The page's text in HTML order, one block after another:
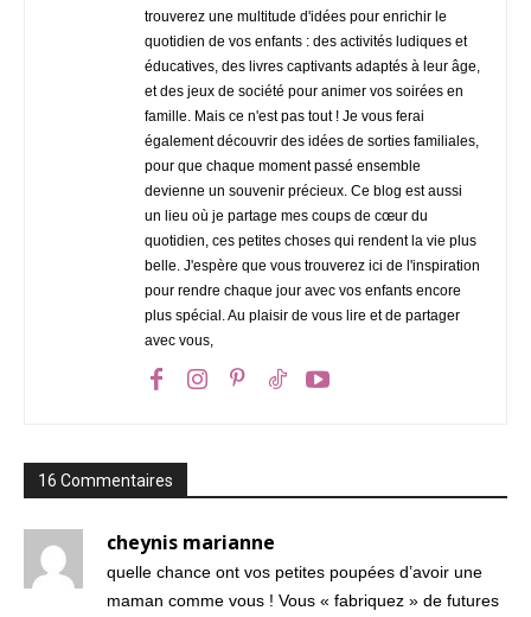
trouverez une multitude d'idées pour enrichir le
quotidien de vos enfants : des activités ludiques et
éducatives, des livres captivants adaptés à leur âge,
et des jeux de société pour animer vos soirées en
famille. Mais ce n'est pas tout ! Je vous ferai
également découvrir des idées de sorties familiales,
pour que chaque moment passé ensemble
devienne un souvenir précieux. Ce blog est aussi
un lieu où je partage mes coups de cœur du
quotidien, ces petites choses qui rendent la vie plus
belle. J'espère que vous trouverez ici de l'inspiration
pour rendre chaque jour avec vos enfants encore
plus spécial. Au plaisir de vous lire et de partager
avec vous,
16 Commentaires
cheynis marianne
quelle chance ont vos petites poupées d’avoir une
maman comme vous ! Vous « fabriquez » de futures